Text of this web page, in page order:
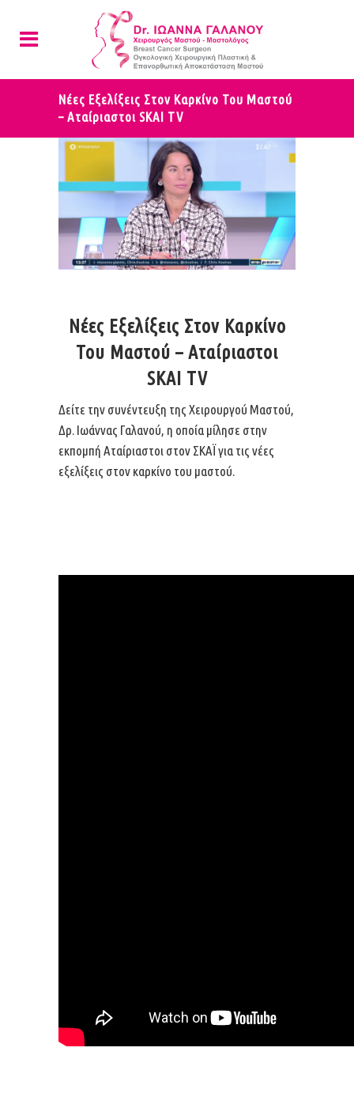
Nέες Eξελίξεις Στον Kαρκίνο Του Mαστού
– Αταίριαστοι SKAI TV
Nέες Eξελίξεις Στον Kαρκίνο
Του Mαστού – Αταίριαστοι
SKAI TV
Δείτε την συνέντευξη της Χειρουργού Μαστού,
Δρ. Ιωάννας Γαλανού, η οποία μίλησε στην
εκπομπή Αταίριαστοι στον ΣΚΑΪ για τις νέες
εξελίξεις στον καρκίνο του μαστού.